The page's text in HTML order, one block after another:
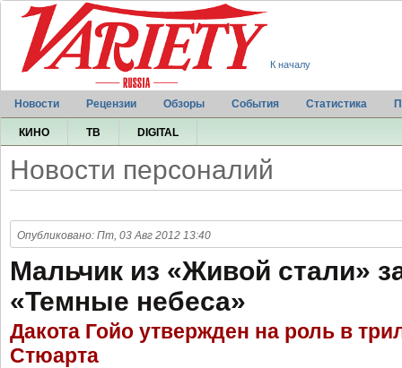
К началу
Новости Рецензии Обзоры События Статистика
КИНО ТВ DIGITAL
Новости персоналий
Опубликовано: Пт, 03 Авг 2012 13:40
Мальчик из «Живой стали»
«Темные небеса»
Дакота Гойо утвержден на роль в
Стюарта